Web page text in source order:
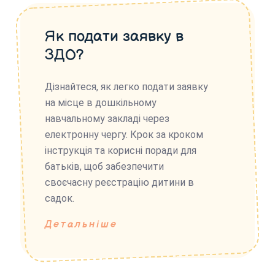
Як подати заявку в
ЗДО?
Дізнайтеся, як легко подати заявку
на місце в дошкільному
навчальному закладі через
електронну чергу. Крок за кроком
інструкція та корисні поради для
батьків, щоб забезпечити
своєчасну реєстрацію дитини в
садок.
Детальніше